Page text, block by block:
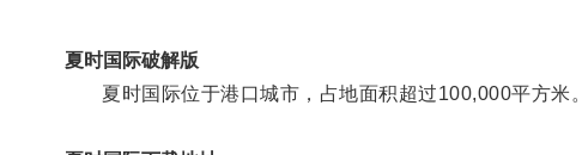
夏时国际破解版
夏时国际位于港口城市，占地面积超过100,000平方米。